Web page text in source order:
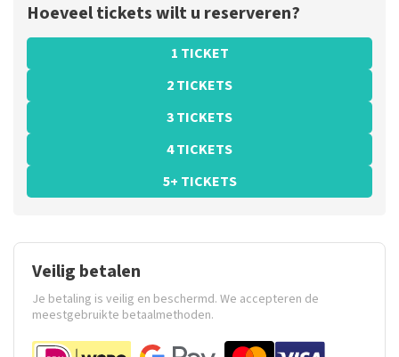
Hoeveel tickets wilt u reserveren?
1 TICKET
2 TICKETS
3 TICKETS
4 TICKETS
5+ TICKETS
Veilig betalen
Je betaling is veilig en beschermd. We accepteren de
meestgebruikte betaalmethoden.